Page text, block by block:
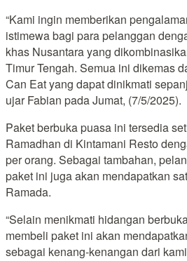
“Kami ingin memberikan
istimewa bagi para pelanggan
khas Nusantara yang
Timur Tengah. Semua ini dikemas
Can Eat yang dapat dinikmati
ujar Fabian pada Jumat, (7/5/2025).
Paket berbuka puasa ini tersedia
Ramadhan di Kintamani Resto
per orang. Sebagai tambahan,
paket ini juga akan mendapatkan
Ramada.
“Selain menikmati hidangan
membeli paket ini akan
sebagai kenang-kenangan dari